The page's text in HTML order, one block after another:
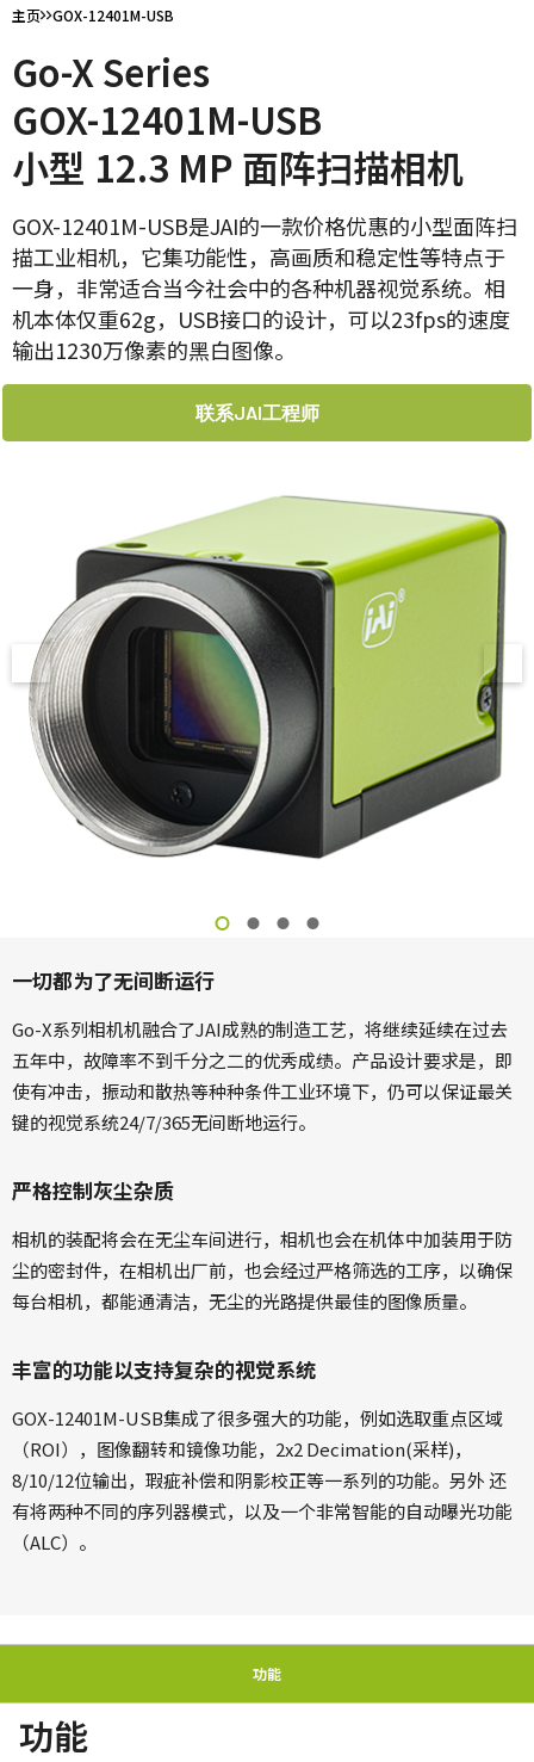
主页 GOX-12401M-USB
Go-X Series
GOX-12401M-USB
小型 12.3 MP 面阵扫描相机
GOX-12401M-USB是JAI的一款价格优惠的小型面阵扫
描工业相机，它集功能性，高画质和稳定性等特点于
一身，非常适合当今社会中的各种机器视觉系统。相
机本体仅重62g，USB接口的设计，可以23fps的速度
输出1230万像素的黑白图像。
联系JAI工程师
一切都为了无间断运行
Go-X系列相机机融合了JAI成熟的制造工艺，将继续延续在过去
五年中，故障率不到千分之二的优秀成绩。产品设计要求是，即
使有冲击，振动和散热等种种条件工业环境下，仍可以保证最关
键的视觉系统24/7/365无间断地运行。
严格控制灰尘杂质
相机的装配将会在无尘车间进行，相机也会在机体中加装用于防
尘的密封件，在相机出厂前，也会经过严格筛选的工序，以确保
每台相机，都能通清洁，无尘的光路提供最佳的图像质量。
丰富的功能以支持复杂的视觉系统
GOX-12401M-USB集成了很多强大的功能，例如选取重点区域
（ROI），图像翻转和镜像功能，2x2 Decimation(采样)，
8/10/12位输出，瑕疵补偿和阴影校正等一系列的功能。另外 还
有将两种不同的序列器模式，以及一个非常智能的自动曝光功能
（ALC）。
功能
功能